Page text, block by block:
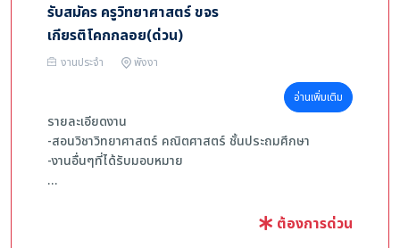
รับสมัคร ครูวิทยาศาสตร์ ขจร
เกียรติโคกกลอย(ด่วน)
งานประจำ พังงา
อ่านเพิ่มเติม
รายละเอียดงาน
-สอนวิชาวิทยาศาสตร์ คณิตศาสตร์ ชั้นประถมศึกษา
-งานอื่นๆที่ได้รับมอบหมาย
ต้องการด่วน